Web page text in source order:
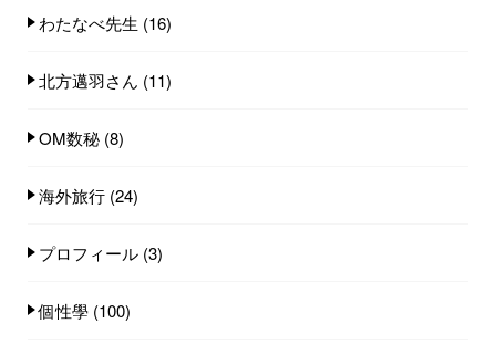
わたなべ先生 (16)
北方邁羽さん (11)
OM数秘 (8)
海外旅行 (24)
プロフィール (3)
個性學 (100)